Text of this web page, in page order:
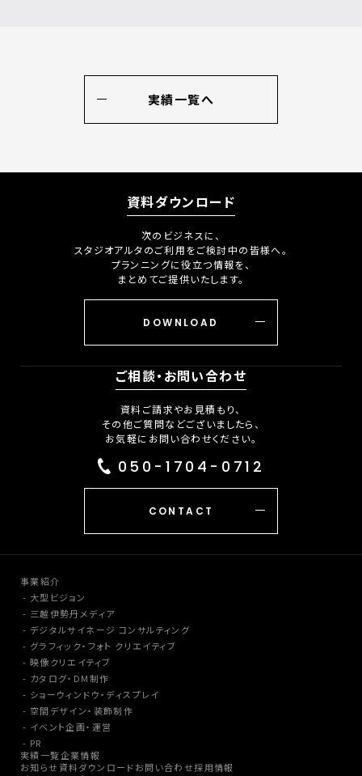
実績一覧へ
資料ダウンロード
次のビジネスに、
スタジオアルタのご利用をご検討中の皆様へ。
プランニングに役立つ情報を、
まとめてご提供いたします。
DOWNLOAD
ご相談・お問い合わせ
資料ご請求やお見積もり、
その他ご質問などございましたら、
お気軽にお問い合わせください。
050-1704-0712
CONTACT
事業紹介
大型ビジョン
三越伊勢丹メディア
デジタルサイネージ コンサルティング
グラフィック・フォト クリエイティブ
映像クリエイティブ
カタログ・DM制作
ショーウィンドウ・ディスプレイ
空間デザイン・装飾制作
イベント企画・運営
PR
実績一覧企業情報
お知らせ 資料ダウンロードお問い合わせ採用情報